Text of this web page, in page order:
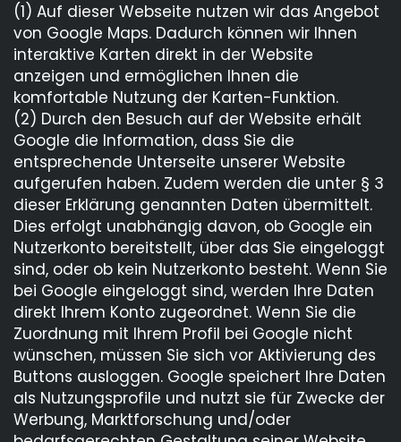
(1) Auf dieser Webseite nutzen wir das Angebot
von Google Maps. Dadurch können wir Ihnen
interaktive Karten direkt in der Website
anzeigen und ermöglichen Ihnen die
komfortable Nutzung der Karten-Funktion.
(2) Durch den Besuch auf der Website erhält
Google die Information, dass Sie die
entsprechende Unterseite unserer Website
aufgerufen haben. Zudem werden die unter § 3
dieser Erklärung genannten Daten übermittelt.
Dies erfolgt unabhängig davon, ob Google ein
Nutzerkonto bereitstellt, über das Sie eingeloggt
sind, oder ob kein Nutzerkonto besteht. Wenn Sie
bei Google eingeloggt sind, werden Ihre Daten
direkt Ihrem Konto zugeordnet. Wenn Sie die
Zuordnung mit Ihrem Profil bei Google nicht
wünschen, müssen Sie sich vor Aktivierung des
Buttons ausloggen. Google speichert Ihre Daten
als Nutzungsprofile und nutzt sie für Zwecke der
Werbung, Marktforschung und/oder